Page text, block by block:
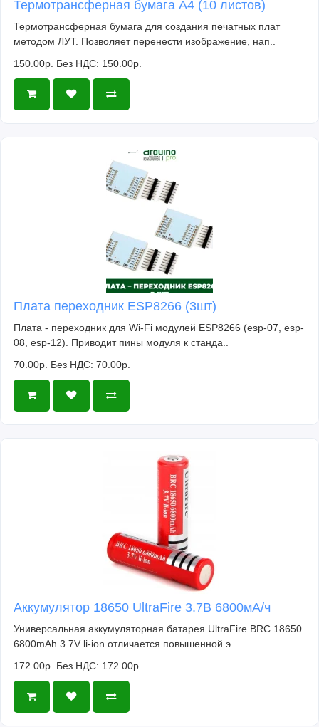
Термотрансферная бумага А4 (10 листов)
Термотрансферная бумага для создания печатных плат
методом ЛУТ. Позволяет перенести изображение, нап..
150.00р. Без НДС: 150.00р.
Плата переходник ESP8266 (3шт)
Плата - переходник для Wi-Fi модулей ESP8266 (esp-07, esp-
08, esp-12). Приводит пины модуля к станда..
70.00р. Без НДС: 70.00р.
Аккумулятор 18650 UltraFire 3.7В 6800мА/ч
Универсальная аккумуляторная батарея UltraFire BRC 18650
6800mAh 3.7V li-ion отличается повышенной э..
172.00р. Без НДС: 172.00р.